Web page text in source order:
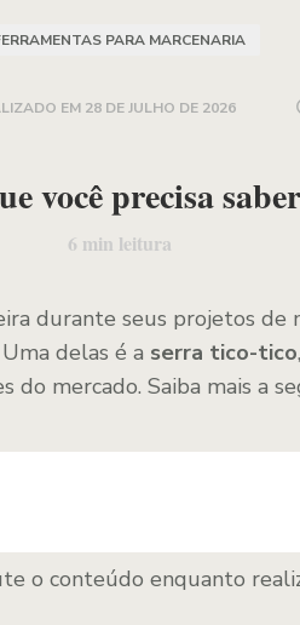
PARA MARCENARIA
EM 28 DE JULHO DE 2026
você precisa
6 min leitura
durante seus projetos de
delas é a serra tico-tico
do mercado. Saiba mais a
o conteúdo enquanto